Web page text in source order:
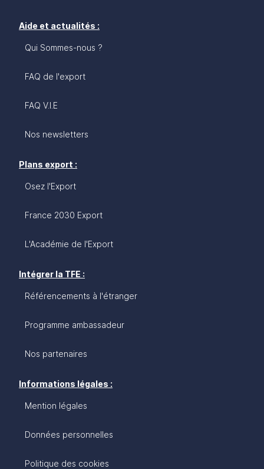
Aide et actualités :
Qui Sommes-nous ?
FAQ de l'export
FAQ V.I.E
Nos newsletters
Plans export :
Osez l'Export
France 2030 Export
L'Académie de l'Export
Intégrer la TFE :
Référencements à l'étranger
Programme ambassadeur
Nos partenaires
Informations légales :
Mention légales
Données personnelles
Politique des cookies